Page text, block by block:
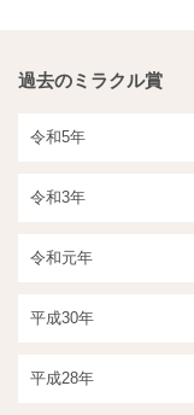
過去のミラクル賞